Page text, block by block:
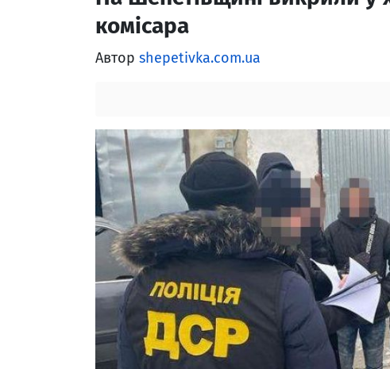
комісара
Автор shepetivka.com.ua